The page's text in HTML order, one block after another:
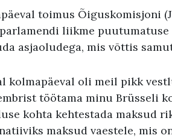
toimus Õiguskomisjoni
liikme
asjaoludega, mis võttis
kolmapäeval oli meil pikk
töötama minu Brüsseli
kohta kehtestada maksud
maksud vaestele, mis